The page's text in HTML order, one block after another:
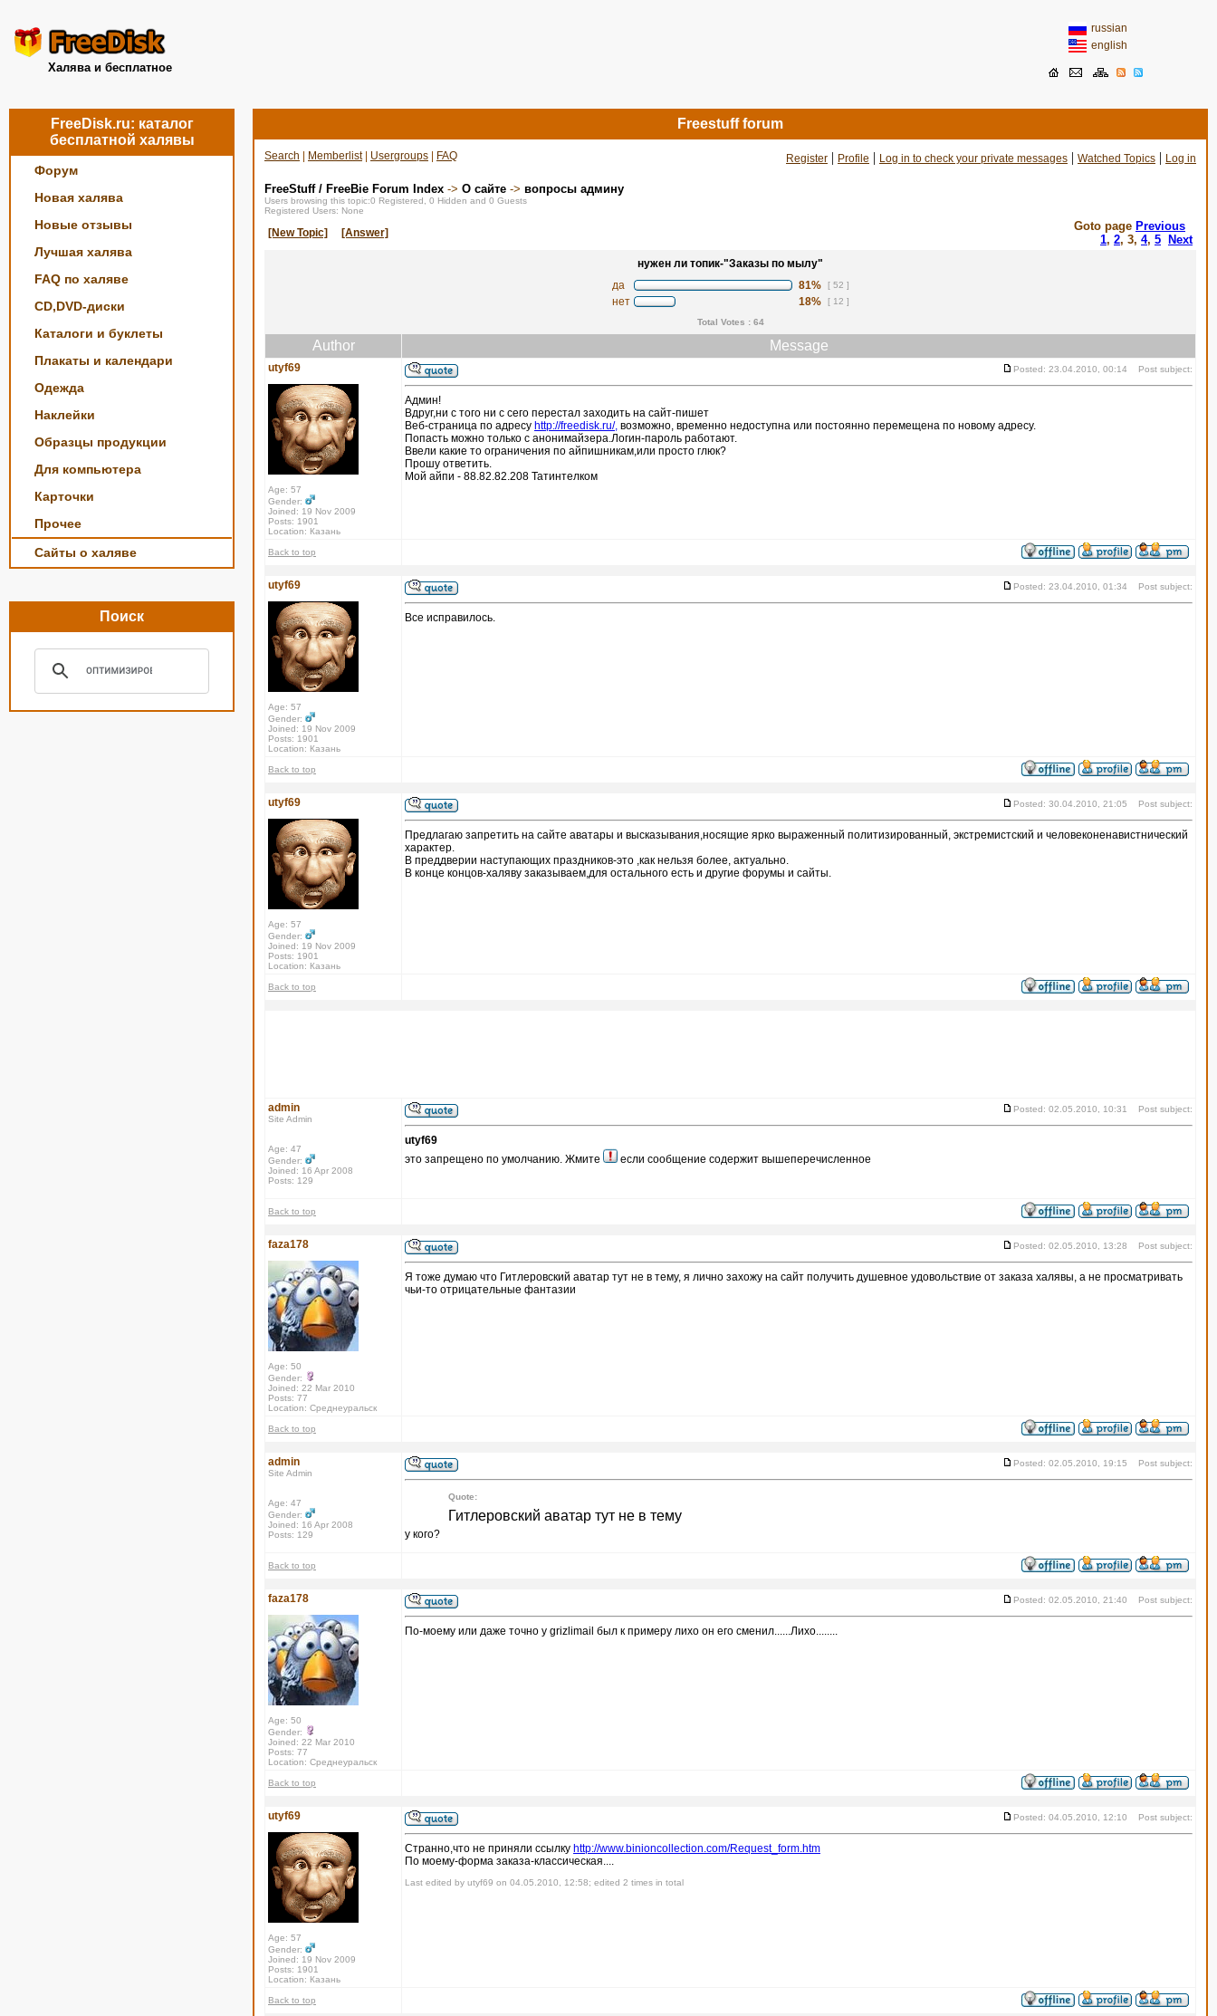
Халява и бесплатное
russian
english
FreeDisk.ru: каталог
бесплатной халявы
Форум
Новая халява
Новые отзывы
Лучшая халява
FAQ по халяве
CD,DVD-диски
Каталоги и буклеты
Плакаты и календари
Одежда
Наклейки
Образцы продукции
Для компьютера
Карточки
Прочее
Сайты о халяве
Поиск
Freestuff forum
Search Memberlist| Usergroups FAQ Register | Profile | Log in to check your private messages | Watched Topics | Log in
FreeStuff / FreeBie Forum Index -> О сайте -> вопросы админу
Users browsing this topic:0 Registered, 0 Hidden and 0 Guests
Registered Users: None
[New Topic] [Answer] Goto page Previous
1, 2, 3, 4, 5 Next
нужен ли топик-"Заказы по мылу"
да
81% [ 52 ]
нет 18% [ 12 ]
Total Votes : 64
Author Message
utyf69
Age: 57
Gender:
Joined: 19 Nov 2009
Posts: 1901
Location: Казань
Posted: 23.04.2010, 00:14 Post subject:
Админ!
Вдруг,ни с того ни с сего перестал заходить на сайт-пишет
Веб-страница по адресу http://freedisk.ru/, возможно, временно недоступна или постоянно перемещена по новому адресу.
Попасть можно только с анонимайзера.Логин-пароль работают.
Ввели какие то ограничения по айпишникам,или просто глюк?
Прошу ответить.
Мой айпи - 88.82.82.208 Татинтелком
Back to top
utyf69
Age: 57
Gender:
Joined: 19 Nov 2009
Posts: 1901
Location: Казань
Posted: 23.04.2010, 01:34 Post subject:
Все исправилось.
Back to top
utyf69
Age: 57
Gender:
Joined: 19 Nov 2009
Posts: 1901
Location: Казань
Posted: 30.04.2010, 21:05 Post subject:
Предлагаю запретить на сайте аватары и высказывания,носящие ярко выраженный политизированный, экстремистский и человеконенавистнический
характер.
В преддверии наступающих праздников-это ,как нельзя более, актуально.
В конце концов-халяву заказываем,для остального есть и другие форумы и сайты.
Back to top
admin
Site Admin
Age: 47
Gender:
Joined: 16 Apr 2008
Posts: 129
Posted: 02.05.2010, 10:31 Post subject:
utyf69
это запрещено по умолчанию. Жмите
если сообщение содержит вышеперечисленное
Back to top
faza178
Age: 50
Gender:
Joined: 22 Mar 2010
Posts: 77
Location: Среднеуральск
Posted: 02.05.2010, 13:28 Post subject:
Я тоже думаю что Гитлеровский аватар тут не в тему, я лично захожу на сайт получить душевное удовольствие от заказа халявы, а не просматривать
чьи-то отрицательные фантазии
Back to top
admin
Site Admin
Age: 47
Gender:
Joined: 16 Apr 2008
Posts: 129
Posted: 02.05.2010, 19:15 Post subject:
Quote:
Гитлеровский аватар тут не в тему
у кого?
Back to top
faza178
Age: 50
Gender:
Joined: 22 Mar 2010
Posts: 77
Location: Среднеуральск
Posted: 02.05.2010, 21:40 Post subject:
По-моему или даже точно у grizlimail был к примеру лихо он его сменил......Лихо........
Back to top
utyf69
Age: 57
Gender:
Joined: 19 Nov 2009
Posts: 1901
Location: Казань
Posted: 04.05.2010, 12:10 Post subject:
Странно,что не приняли ссылку http://www.binioncollection.com/Request_form.htm
По моему-форма заказа-классическая....
Last edited by utyf69 on 04.05.2010, 12:58; edited 2 times in total
Back to top